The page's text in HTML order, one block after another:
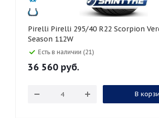
Pirelli Pirelli 295/40 R22 Scorpion Verde All
Season 112W
Есть в наличии (21)
36 560 руб.
В